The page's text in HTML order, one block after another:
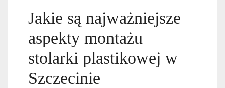
Jakie są najważniejsze
aspekty montażu
stolarki plastikowej w
Szczecinie